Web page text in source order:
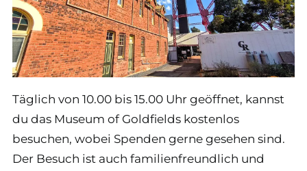
Täglich von 10.00 bis 15.00 Uhr geöffnet, kannst
du das Museum of Goldfields kostenlos
besuchen, wobei Spenden gerne gesehen sind.
Der Besuch ist auch familienfreundlich und